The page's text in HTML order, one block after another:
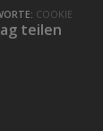
COOKIE
teilen